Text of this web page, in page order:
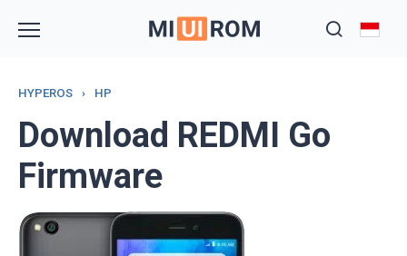
HYPEROS › HP
Download REDMI Go
Firmware